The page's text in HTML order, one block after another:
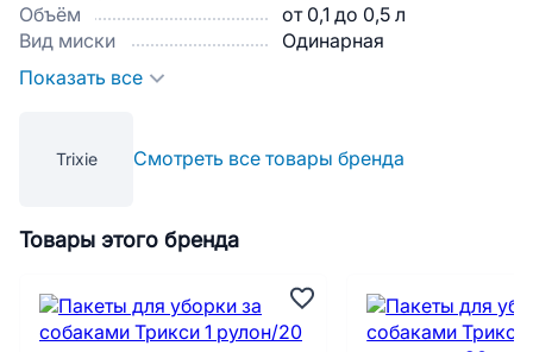
Объём
от 0,1 до 0,5 л
Вид миски
Одинарная
Показать все
Trixie Смотреть все товары бренда
Товары этого бренда